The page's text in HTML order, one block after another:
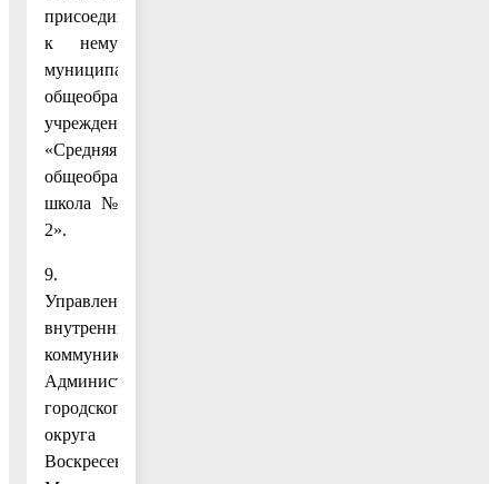
присоединяемого
к нему
муниципального
общеобразовательного
учреждения
«Средняя
общеобразовательная
школа №
2».
9.
Управлению
внутренних
коммуникаций
Администрации
городского
округа
Воскресенск